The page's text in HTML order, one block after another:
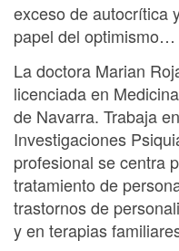
exceso de autocrítica
papel del optimismo…
La doctora Marian
licenciada en
de Navarra. Trabaja
Investigaciones
profesional se centra
tratamiento de
trastornos de
y en terapias